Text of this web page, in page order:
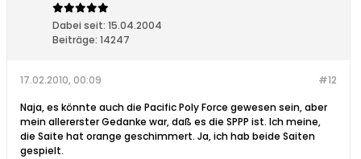
Dabei seit: 15.04.2004
Beiträge: 14247
#12
17.02.2010, 00:09
Naja, es könnte auch die Pacific Poly Force gewesen sein, aber
mein allererster Gedanke war, daß es die SPPP ist. Ich meine,
die Saite hat orange geschimmert. Ja, ich hab beide Saiten
gespielt.